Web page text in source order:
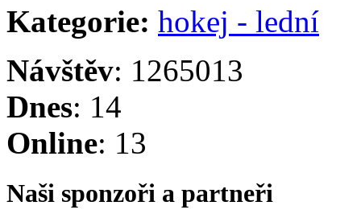
Kategorie: hokej - lední
Návštěv: 1265013
Dnes: 14
Online: 13
Naši sponzoři a partneři